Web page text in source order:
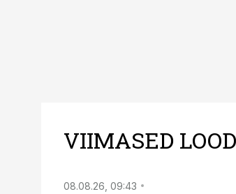
VIIMASED LOOD
08.08.26, 09:43